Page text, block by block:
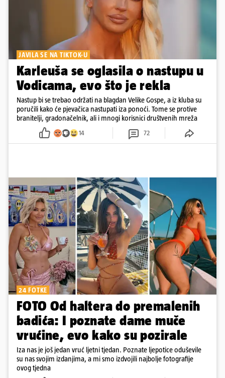
JAVILA SE NA TIKTOK-U
Karleuša se oglasila o nastupu u
Vodicama, evo što je rekla
Nastup bi se trebao održati na blagdan Velike Gospe, a iz kluba su
poručili kako će pjevačica nastupati iza ponoći. Tome se protive
branitelji, gradonačelnik, ali i mnogi korisnici društvenih mreža
14 72
24 FOTKE
FOTO Od haltera do premalenih
badića: I poznate dame muče
vrućine, evo kako su pozirale
Iza nas je još jedan vruć ljetni tjedan. Poznate ljepotice oduševile
su nas svojim izdanjima, a mi smo izdvojili najbolje fotografije
ovog tjedna